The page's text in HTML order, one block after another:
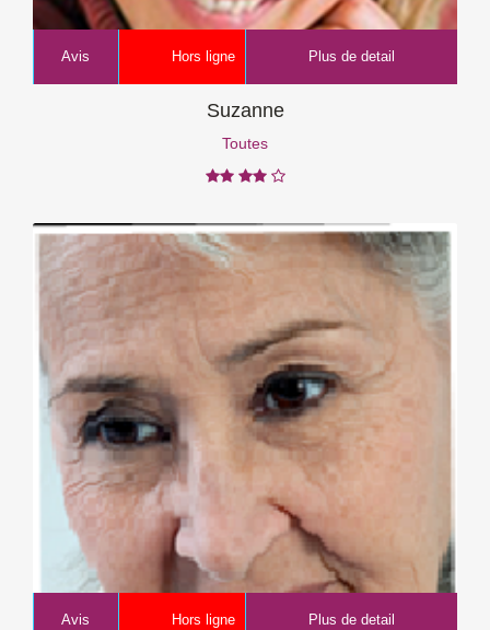
Avis Hors ligne Plus de detail
Suzanne
Toutes
Avis Hors ligne Plus de detail